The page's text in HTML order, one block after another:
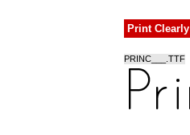
Print Clearly
PRINC___.TTF